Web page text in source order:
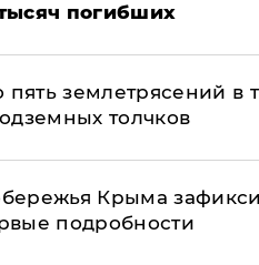
погибших
землетрясений в
толчков
Крыма
подробности